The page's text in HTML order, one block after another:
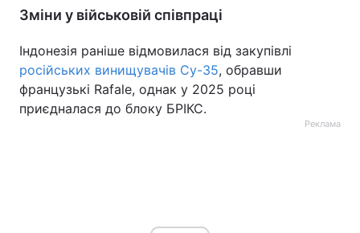
Зміни у військовій співпраці
Індонезія раніше відмовилася від закупівлі
російських винищувачів Су-35, обравши
французькі Rafale, однак у 2025 році
приєдналася до блоку БРІКС.
Реклама